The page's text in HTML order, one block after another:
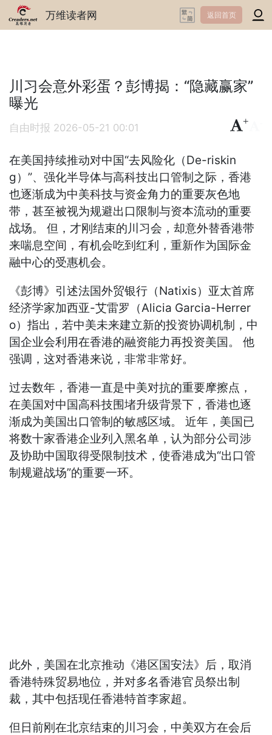
万维读者网 返回首页
川习会意外彩蛋？彭博揭：“隐藏赢家”
曝光
自由时报 2026-05-21 00:01
+
在美国持续推动对中国“去风险化（De-riskin
g）”、强化半导体与高科技出口管制之际，香港
也逐渐成为中美科技与资金角力的重要灰色地
带，甚至被视为规避出口限制与资本流动的重要
战场。 但，才刚结束的川习会，却意外替香港带
来喘息空间，有机会吃到红利，重新作为国际金
融中心的受惠机会。
《彭博》引述法国外贸银行（Natixis）亚太首席
经济学家加西亚-艾雷罗（Alicia Garcia-Herrer
o）指出，若中美未来建立新的投资协调机制，中
国企业会利用在香港的融资能力再投资美国。 他
强调，这对香港来说，非常非常好。
过去数年，香港一直是中美对抗的重要摩擦点，
在美国对中国高科技围堵升级背景下，香港也逐
渐成为美国出口管制的敏感区域。 近年，美国已
将数十家香港企业列入黑名单，认为部分公司涉
及协助中国取得受限制技术，使香港成为“出口管
制规避战场”的重要一环。
此外，美国在北京推动《港区国安法》后，取消
香港特殊贸易地位，并对多名香港官员祭出制
裁，其中包括现任香港特首李家超。
但日前刚在北京结束的川习会，中美双方在会后